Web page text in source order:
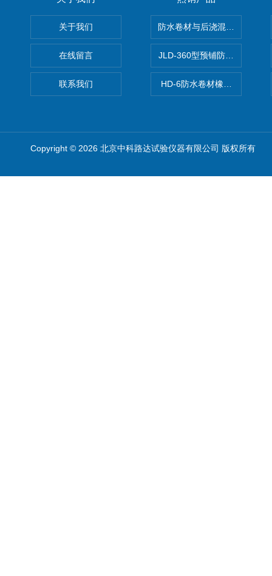
关于我们
在线留言
联系我们
防水卷材与后浇混凝土剥离强
JLD-360型预铺防水卷材抗冲
HD-6防水卷材橡胶测厚仪
Copyright © 2026 北京中科路达试验仪器有限公司 版权所有